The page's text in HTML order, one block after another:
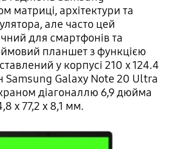
матриці, архітектури та
але часто цей
для смартфонів та
планшет з функцією
у корпусі 210 x 124.4
Samsung Galaxy Note 20 Ultra
діагоналлю 6,9 дюйма
x 77,2 x 8,1 мм.